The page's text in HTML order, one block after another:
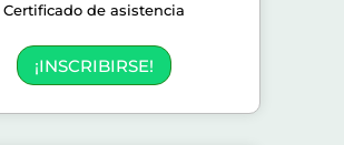
Certificado de asistencia
¡INSCRIBIRSE!